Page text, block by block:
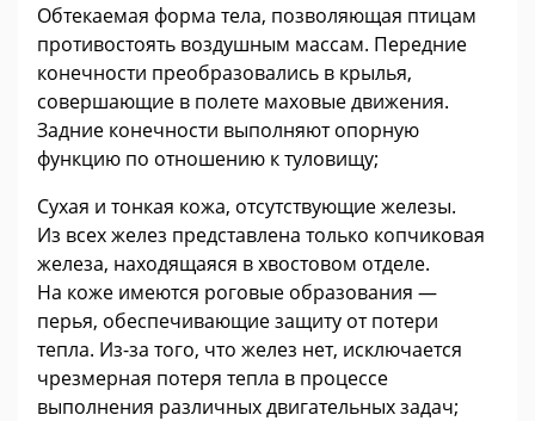
Обтекаемая форма тела, позволяющая птицам
противостоять воздушным массам. Передние
конечности преобразовались в крылья,
совершающие в полете маховые движения.
Задние конечности выполняют опорную
функцию по отношению к туловищу;
Сухая и тонкая кожа, отсутствующие железы.
Из всех желез представлена только копчиковая
железа, находящаяся в хвостовом отделе.
На коже имеются роговые образования —
перья, обеспечивающие защиту от потери
тепла. Из-за того, что желез нет, исключается
чрезмерная потеря тепла в процессе
выполнения различных двигательных задач;